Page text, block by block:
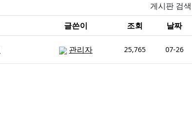
게시판 검색
글쓴이 조회 날짜
관리자 25,765 07-26